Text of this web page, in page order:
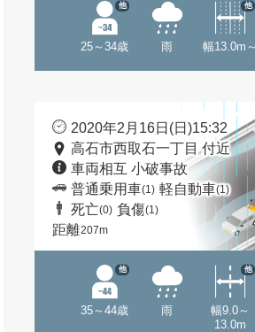
25～34歳
他
雨 幅13.0m～
他
2020年2月16日(日)15:32
高石市西取石一丁目 付近
車両相互 小破事故
普通乗用車(1) 軽自動車(1)
死亡(0) 負傷(1)
距離207m
35～44歳
他
雨
幅9.0～
13.0m
他